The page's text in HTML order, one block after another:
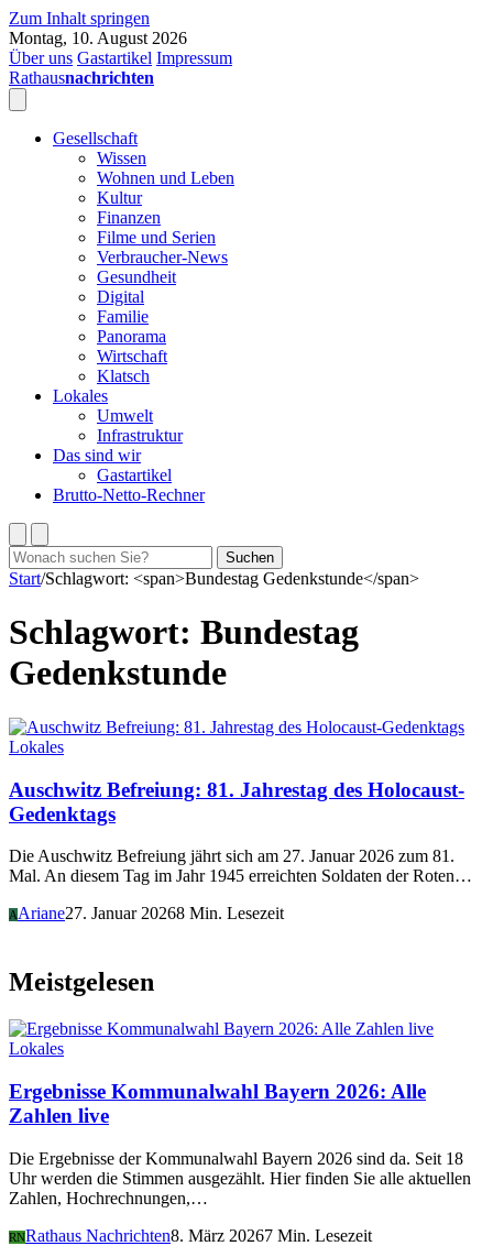
Zum Inhalt springen
Montag, 10. August 2026
Über uns Gastartikel Impressum
Rathausnachrichten
Gesellschaft
Wissen
Wohnen und Leben
Kultur
Finanzen
Filme und Serien
Verbraucher-News
Gesundheit
Digital
Familie
Panorama
Wirtschaft
Klatsch
Lokales
Umwelt
Infrastruktur
Das sind wir
Gastartikel
Brutto-Netto-Rechner
Suchen
nach:
Suchen
Start/Schlagwort: <span>Bundestag Gedenkstunde</span>
Schlagwort: Bundestag
Gedenkstunde
Lokales
Auschwitz Befreiung: 81. Jahrestag des Holocaust-
Gedenktags
Die Auschwitz Befreiung jährt sich am 27. Januar 2026 zum 81.
Mal. An diesem Tag im Jahr 1945 erreichten Soldaten der Roten…
AAriane27. Januar 20268 Min. Lesezeit
Meistgelesen
Lokales
Ergebnisse Kommunalwahl Bayern 2026: Alle
Zahlen live
Die Ergebnisse der Kommunalwahl Bayern 2026 sind da. Seit 18
Uhr werden die Stimmen ausgezählt. Hier finden Sie alle aktuellen
Zahlen, Hochrechnungen,…
RNRathaus Nachrichten8. März 20267 Min. Lesezeit